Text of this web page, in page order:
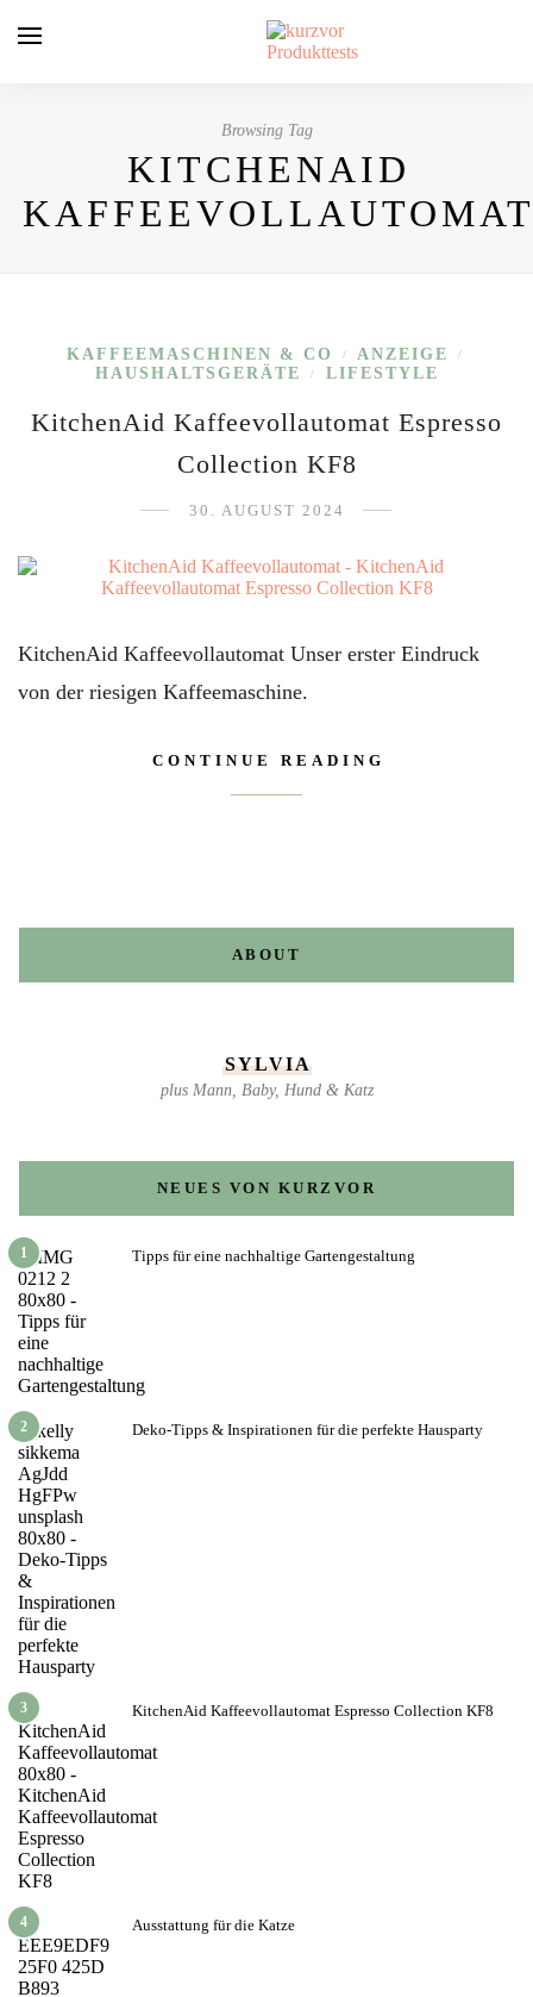
Browsing Tag
KITCHENAID
KAFFEEMASCHINEN & CO / ANZEIGE /
HAUSHALTSGERÄTE / LIFESTYLE
KitchenAid Kaffeevollautomat Espresso
Collection KF8
30. AUGUST 2024
KitchenAid Kaffeevollautomat Unser erster Eindruck
von der riesigen Kaffeemaschine.
CONTINUE READING
ABOUT
SYLVIA
plus Mann, Baby, Hund & Katz
NEUES VON KURZVOR
1 Tipps für eine nachhaltige Gartengestaltung
2 Deko-Tipps & Inspirationen für die perfekte Hausparty
3 KitchenAid Kaffeevollautomat Espresso Collection KF8
4 Ausstattung für die Katze